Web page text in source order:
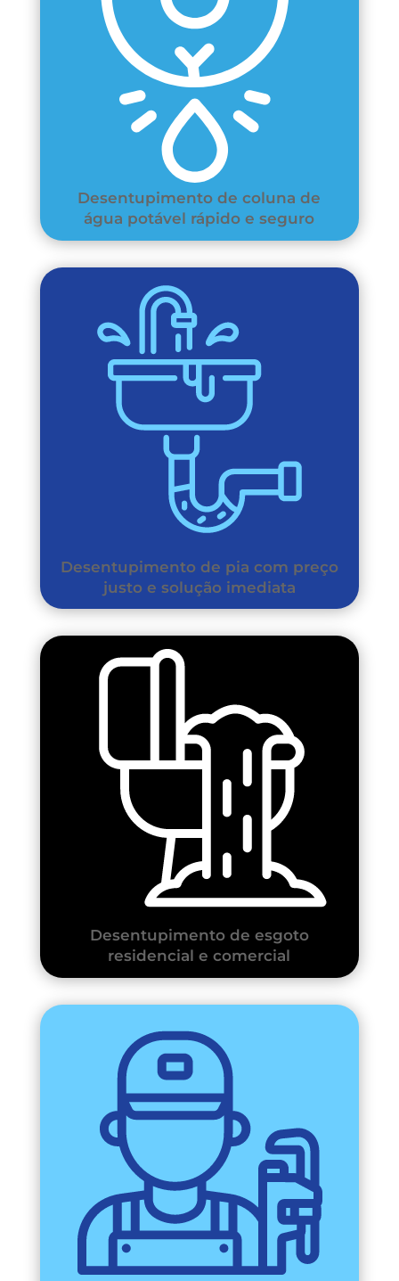
Desentupimento de coluna de
água potável rápido e seguro
Desentupimento de pia com preço
justo e solução imediata
Desentupimento de esgoto
residencial e comercial